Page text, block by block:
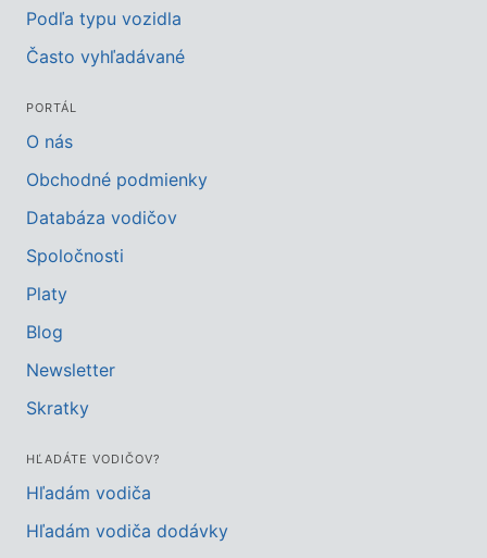
Podľa typu vozidla
Často vyhľadávané
PORTÁL
O nás
Obchodné podmienky
Databáza vodičov
Spoločnosti
Platy
Blog
Newsletter
Skratky
HĽADÁTE VODIČOV?
Hľadám vodiča
Hľadám vodiča dodávky